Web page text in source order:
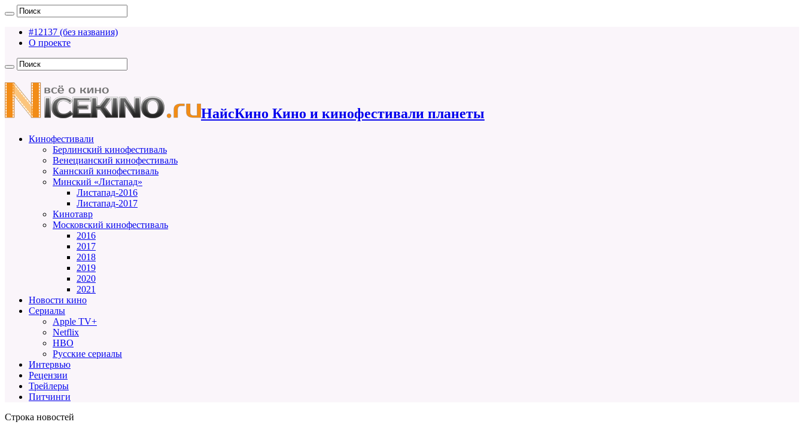
#12137 (без названия)
О проекте
НайсКино Кино и кинофестивали планеты
Кинофестивали
Берлинский кинофестиваль
Венецианский кинофестиваль
Каннский кинофестиваль
Минский «Листапад»
Листапад-2016
Листапад-2017
Кинотавр
Московский кинофестиваль
2016
2017
2018
2019
2020
2021
Новости кино
Сериалы
Apple TV+
Netflix
HBO
Русские сериалы
Интервью
Рецензии
Трейлеры
Питчинги
Строка новостей